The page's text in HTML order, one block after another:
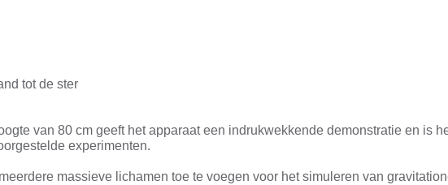
tot de ster
van 80 cm geeft het apparaat een indrukwekkende demonstratie en is
experimenten.
massieve lichamen toe te voegen voor het simuleren van